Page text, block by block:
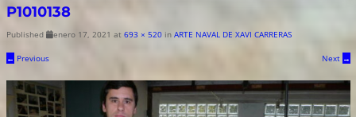
P1010138
Published enero 17, 2021 at 693 × 520in ARTE NAVAL DE XAVI CARRERAS
← Previous Next →